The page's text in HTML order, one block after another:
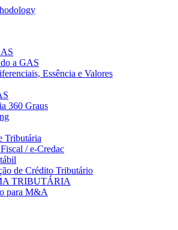
a GAS
Essência e Valores
360 Graus
Tributária
/ e-Credac
de Crédito Tributário
TRIBUTÁRIA
para M&A